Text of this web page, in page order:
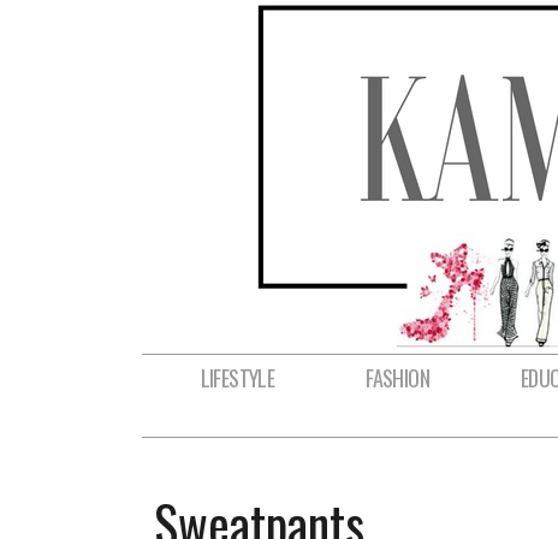
LIFESTYLE FASHION
Sweatpants